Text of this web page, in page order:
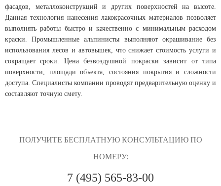
фасадов, металлоконструкций и других поверхностей на высоте.
Данная технология нанесения лакокрасочных материалов позволяет
выполнять работы быстро и качественно с минимальным расходом
краски. Промышленные альпинисты выполняют окрашивание без
использования лесов и автовышек, что снижает стоимость услуги и
сокращает сроки. Цена безвоздушной покраски зависит от типа
поверхности, площади объекта, состояния покрытия и сложности
доступа. Специалисты компании проводят предварительную оценку и
составляют точную смету.
ПОЛУЧИТЕ БЕСПЛАТНУЮ КОНСУЛЬТАЦИЮ ПО
НОМЕРУ:
7 (495) 565-83-00